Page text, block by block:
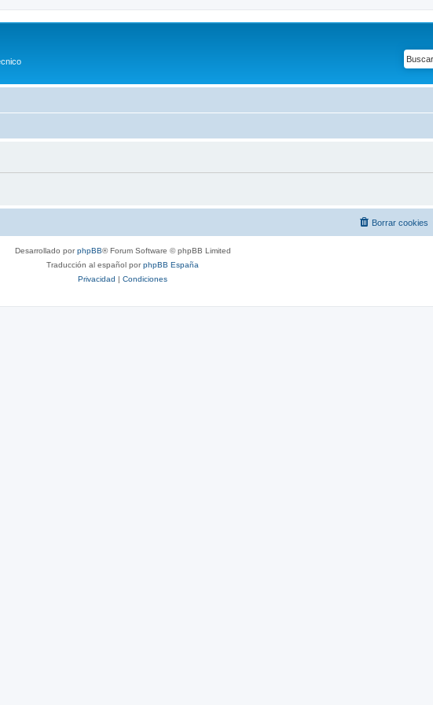
Borrar cookies
Desarrollado porphpBB® Forum Software © phpBB Limited
Traducción al español porphpBB España
Privacidad | Condiciones